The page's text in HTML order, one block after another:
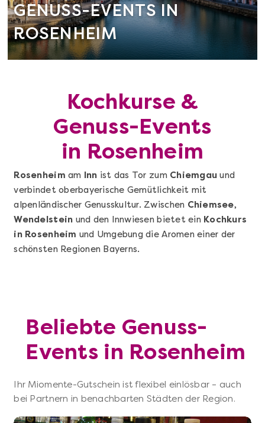
GENUSS-EVENTS IN
ROSENHEIM
Kochkurse &
Genuss-Events
in Rosenheim
Rosenheim am Inn ist das Tor zum Chiemgau und
verbindet oberbayerische Gemütlichkeit mit
alpenländischer Genusskultur. Zwischen Chiemsee,
Wendelstein und den Innwiesen bietet ein Kochkurs
in Rosenheim und Umgebung die Aromen einer der
schönsten Regionen Bayerns.
Beliebte Genuss-
Events in Rosenheim
Ihr Miomente-Gutschein ist flexibel einlösbar – auch
bei Partnern in benachbarten Städten der Region.